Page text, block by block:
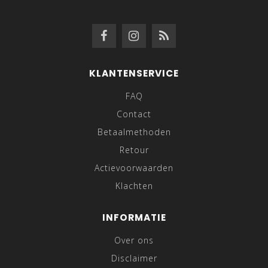
KLANTENSERVICE
FAQ
Contact
Betaalmethoden
Retour
Actievoorwaarden
Klachten
INFORMATIE
Over ons
Disclaimer